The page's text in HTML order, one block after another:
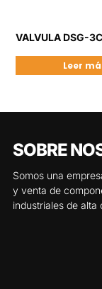
VALVULA DSG-
Leer
SOBRE
Somos una
y venta de
industriales de alta